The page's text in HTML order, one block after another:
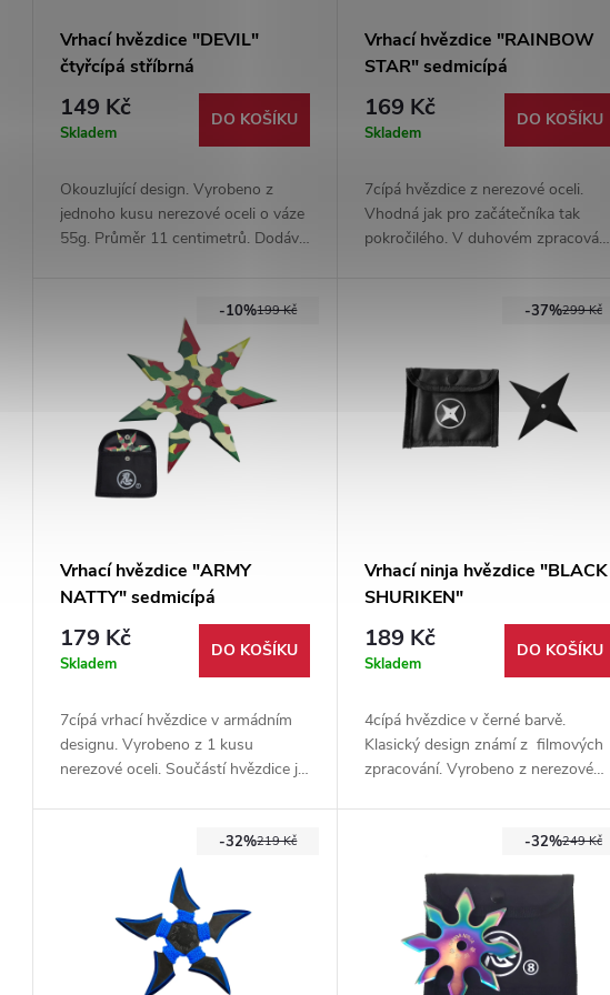
Vrhací hvězdice "DEVIL"
čtyřcípá stříbrná
149 Kč
Skladem
DO KOŠÍKU
Okouzlující design. Vyrobeno z
jednoho kusu nerezové oceli o váze
55g. Průměr 11 centimetrů. Dodává
Vrhací hvězdice "RAINBOW
STAR" sedmicípá
169 Kč
Skladem
DO KOŠÍKU
7cípá hvězdice z nerezové oceli.
Vhodná jak pro začátečníka tak
pokročilého. V duhovém zpracování.
199 Kč
-10%
Vrhací hvězdice "ARMY
NATTY" sedmicípá
179 Kč
Skladem
DO KOŠÍKU
7cípá vrhací hvězdice v armádním
designu. Vyrobeno z 1 kusu
nerezové oceli. Součástí hvězdice je
299 Kč
-37%
Vrhací ninja hvězdice "BLACK
SHURIKEN"
189 Kč
Skladem
DO KOŠÍKU
4cípá hvězdice v černé barvě.
Klasický design známí z filmových
zpracování. Vyrobeno z nerezové
219 Kč
-32% 249 Kč
-32%